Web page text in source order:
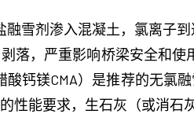
雪剂渗入混凝土，氯离子
落，严重影响桥梁安全和
钙镁CMA）是推荐的无氯
性能要求，生石灰（或消石